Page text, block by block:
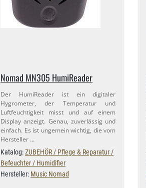
Nomad MN305 HumiReader
Der HumiReader ist ein digitaler
Hygrometer, der Temperatur und
Luftfeuchtigkeit misst und auf einem
Display anzeigt. Genau, zuverlässig und
einfach. Es ist ungemein wichtig, die vom
Hersteller …
Katalog:ZUBEHÖR / Pflege & Reparatur /
Befeuchter / Humidifier
Hersteller: Music Nomad